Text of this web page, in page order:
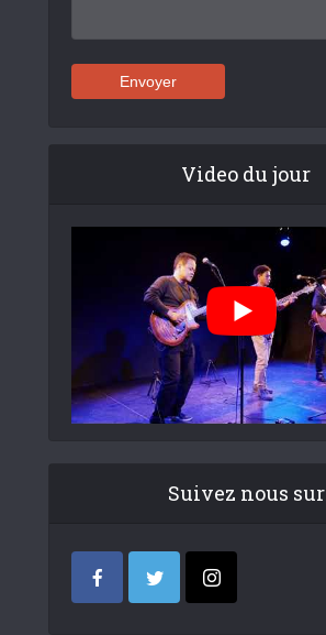
Video du jour
Suivez nous sur